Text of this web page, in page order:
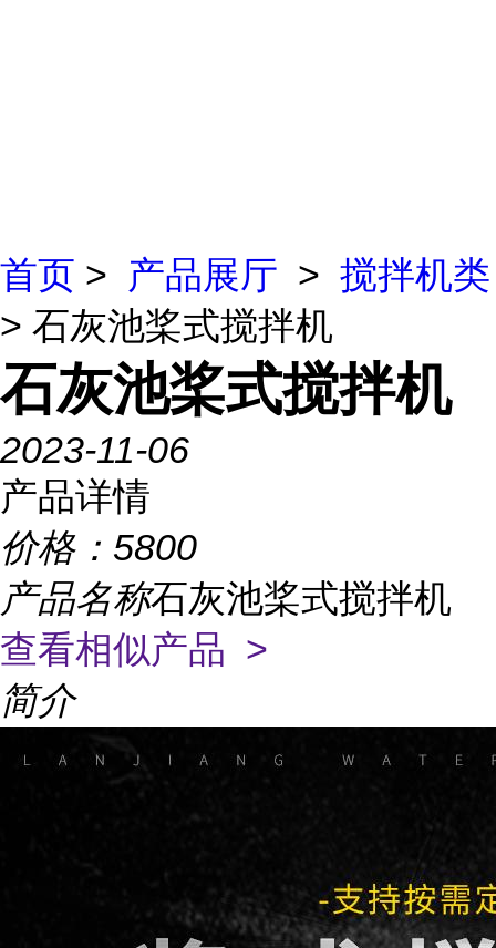
首页 > 产品展厅 > 搅拌机类
> 石灰池桨式搅拌机
石灰池桨式搅拌机
2023-11-06
产品详情
价格： 5800
产品名称石灰池桨式搅拌机
查看相似产品 >
简介